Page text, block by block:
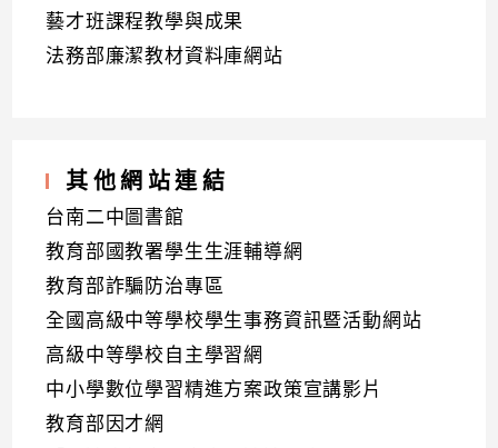
藝才班課程教學與成果
法務部廉潔教材資料庫網站
其他網站連結
台南二中圖書館
教育部國教署學生生涯輔導網
教育部詐騙防治專區
全國高級中等學校學生事務資訊暨活動網站
高級中等學校自主學習網
中小學數位學習精進方案政策宣講影片
教育部因才網